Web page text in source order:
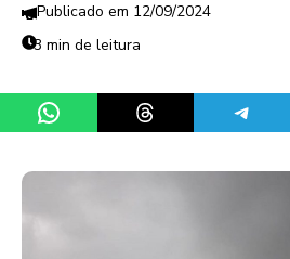
12/09/2024
3 min de leitura
Share on WhatsAppShare on Threads